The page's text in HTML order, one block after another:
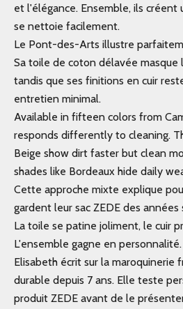
et l'élégance. Ensemble, ils créent
se nettoie facilement.
Le Pont-des-Arts illustre
Sa toile de coton délavée masque
tandis que ses finitions en cuir
entretien minimal.
Available in fifteen colors from
responds differently to cleaning.
Beige show dirt faster but clean
shades like Bordeaux hide daily
Cette approche mixte explique
gardent leur sac ZEDE des années
La toile se patine joliment, le cuir
L'ensemble gagne en personnalité.
Elisabeth écrit sur la maroquinerie
durable depuis 7 ans. Elle teste
produit ZEDE avant de le